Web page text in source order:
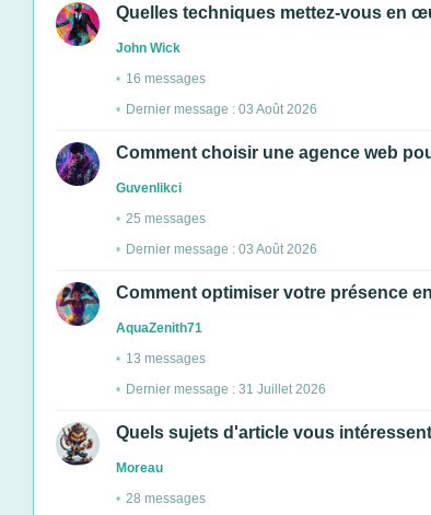
Quelles techniques mettez-vous en
John Wick
16 messages
Dernier message : 03 Août 2026
Comment choisir une agence web
Guvenlikci
25 messages
Dernier message : 03 Août 2026
Comment optimiser votre présence
AquaZenith71
13 messages
Dernier message : 31 Juillet 2026
Quels sujets d'article vous
Moreau
28 messages